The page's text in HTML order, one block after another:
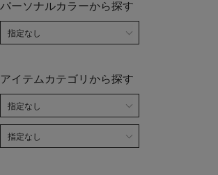
パーソナルカラーから探す
アイテムカテゴリから探す